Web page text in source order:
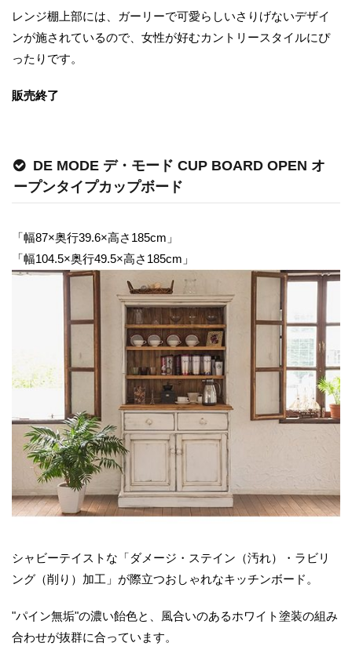
レンジ棚上部には、ガーリーで可愛らしいさりげないデザイ
ンが施されているので、女性が好むカントリースタイルにぴ
ったりです。
販売終了
DE MODE デ・モード CUP BOARD OPEN オ
ープンタイプカップボード
「幅87×奥行39.6×高さ185cm」
「幅104.5×奥行49.5×高さ185cm」
シャビーテイストな「ダメージ・ステイン（汚れ）・ラビリ
ング（削り）加工」が際立つおしゃれなキッチンボード。
"パイン無垢"の濃い飴色と、風合いのあるホワイト塗装の組み
合わせが抜群に合っています。